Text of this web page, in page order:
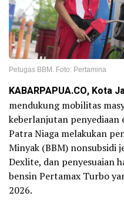
Petugas BBM. Foto: Pertamina
KABARPAPUA.CO, Kota
mendukung mobilitas
keberlanjutan penyediaan
Patra Niaga melakukan
Minyak (BBM) nonsubsidi
Dexlite, dan penyesuaian
bensin Pertamax Turbo
2026.